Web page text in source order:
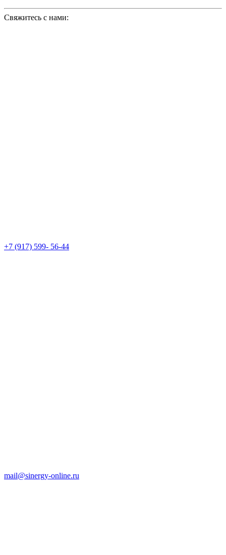
Свяжитесь с нами:
+7 (917) 599- 56-44
mail@sinergy-online.ru